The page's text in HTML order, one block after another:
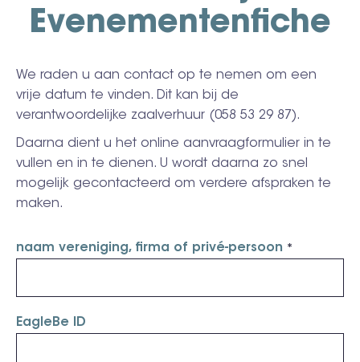
Evenementenfiche
We raden u aan contact op te nemen om een
vrije datum te vinden. Dit kan bij de
verantwoordelijke zaalverhuur (058 53 29 87).
Daarna dient u het online aanvraagformulier in te
vullen en in te dienen. U wordt daarna zo snel
mogelijk gecontacteerd om verdere afspraken te
maken.
naam vereniging, firma of privé-persoon
EagleBe ID